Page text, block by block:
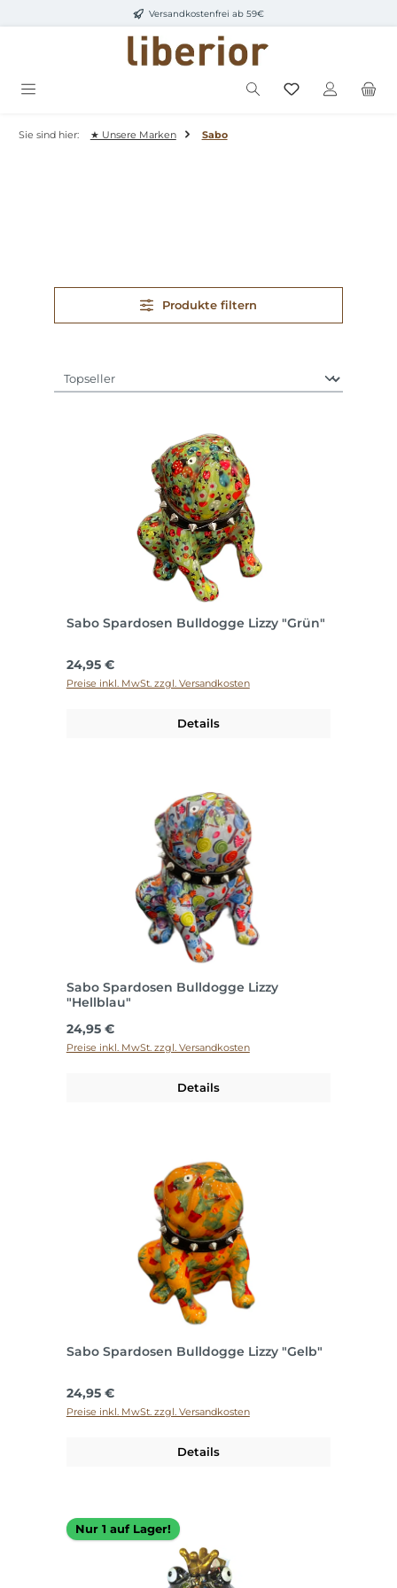
Zum Hauptinhalt springenVersandkostenfrei ab 59€
Sie sind hier: ★ Unsere Marken Sabo
Produkte filtern
Sabo Spardosen Bulldogge Lizzy "Grün"
Regulärer Preis:
24,95 €
Preise inkl. MwSt. zzgl. Versandkosten
Details
Sabo Spardosen Bulldogge Lizzy
"Hellblau"
Regulärer Preis:
24,95 €
Preise inkl. MwSt. zzgl. Versandkosten
Details
Sabo Spardosen Bulldogge Lizzy "Gelb"
Regulärer Preis:
24,95 €
Preise inkl. MwSt. zzgl. Versandkosten
Details
Nur 1 auf Lager!